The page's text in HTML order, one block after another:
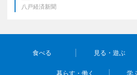
八戸経済新聞
食べる 見る・遊ぶ
暮らす・働く 学